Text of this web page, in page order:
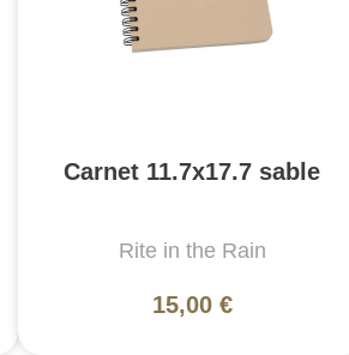
Carnet 11.7x17.7 sable
Rite in the Rain
15,00 €